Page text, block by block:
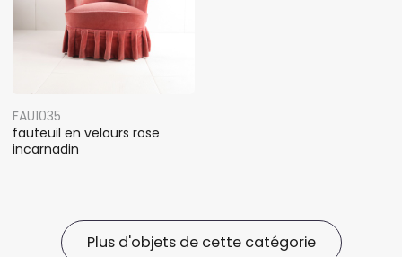
FAU1035
fauteuil en velours rose
incarnadin
Plus d'objets de cette catégorie